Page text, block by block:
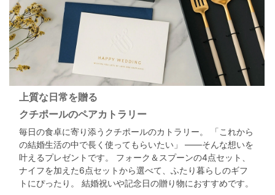
・6点セットをご購入の場合でも、名入れ4点を選択された場合はフ
ォーク・スプーンのみの名入れとなります。
名入れ6点を選択された場合は、すべてのアイテムに名入れいたし
ます。
英字8文字程度
書体4種類からお選びいただけます。
【太明朝】 大文字・小文字はご入力いただいたとおりに製作しま
す
【細筆記・太筆記】 最初の文字のみ大文字、以降は小文字で製作
その他
◆ラッピングについて
ベルビーオリジナルの包装紙でラッピングしてお届けいたします。
熨斗を付ける場合、リボンはお付けしておりませんのでご了承くだ
上質な日常を贈る
クチポールのペアカトラリー
毎日の食卓に寄り添うクチポールのカトラリー。
「これから
の結婚生活の中で長く使ってもらいたい」
――そんな想いを
叶えるプレゼントです。
フォーク＆スプーンの4点セット、
ナイフを加えた6点セットから選べて、ふたり暮らしのギフ
トにぴったり。
結婚祝いや記念日の贈り物におすすめです。